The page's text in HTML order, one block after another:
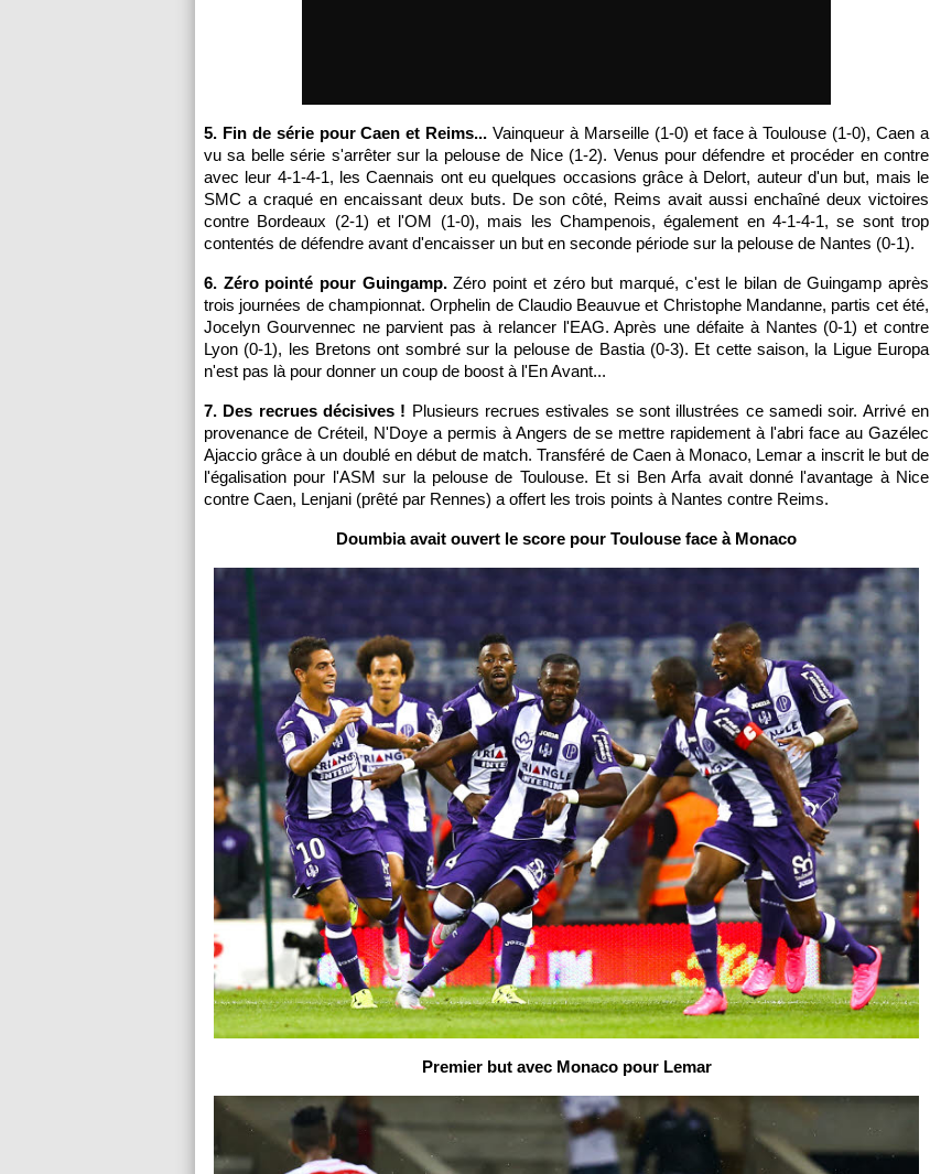
5. Fin de série pour Caen et Reims... Vainqueur à Marseille (1-0) et face à Toulouse (1-0), Caen a
vu sa belle série s'arrêter sur la pelouse de Nice (1-2). Venus pour défendre et procéder en contre
avec leur 4-1-4-1, les Caennais ont eu quelques occasions grâce à Delort, auteur d'un but, mais le
SMC a craqué en encaissant deux buts. De son côté, Reims avait aussi enchaîné deux victoires
contre Bordeaux (2-1) et l'OM (1-0), mais les Champenois, également en 4-1-4-1, se sont trop
contentés de défendre avant d'encaisser un but en seconde période sur la pelouse de Nantes (0-1).
6. Zéro pointé pour Guingamp.Zéro point et zéro but marqué, c'est le bilan de Guingamp après
trois journées de championnat. Orphelin de Claudio Beauvue et Christophe Mandanne, partis cet été,
Jocelyn Gourvennec ne parvient pas à relancer l'EAG. Après une défaite à Nantes (0-1) et contre
Lyon (0-1), les Bretons ont sombré sur la pelouse de Bastia (0-3). Et cette saison, la Ligue Europa
n'est pas là pour donner un coup de boost à l'En Avant...
7. Des recrues décisives ! Plusieurs recrues estivales se sont illustrées ce samedi soir. Arrivé en
provenance de Créteil, N'Doye a permis à Angers de se mettre rapidement à l'abri face au Gazélec
Ajaccio grâce à un doublé en début de match. Transféré de Caen à Monaco, Lemar a inscrit le but de
l'égalisation pour l'ASM sur la pelouse de Toulouse. Et si Ben Arfa avait donné l'avantage à Nice
contre Caen, Lenjani (prêté par Rennes) a offert les trois points à Nantes contre Reims.
Doumbia avait ouvert le score pour Toulouse face à Monaco
Premier but avec Monaco pour Lemar